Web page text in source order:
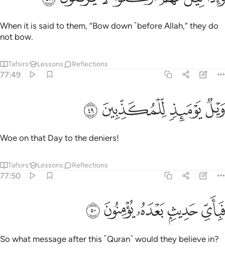
When it is said to them, “Bow down ˹before Allah,” they do
not bow.
Tafsirs Lessons Reflections
77:49
ويل يوميذ للمكذبين ٤٩
وَيْلٌۭ يَوْمَئِذٍۢ لِّلْمُكَذِّبِينَ ٤٩
ﳘﳙﳚﳛ
Woe on that Day to the deniers!
Tafsirs Lessons Reflections
77:50
فباي حديث بعده يومنون ٥٠
فَبِأَىِّ حَدِيثٍۭ بَعْدَهُۥ يُؤْمِنُونَ ٥٠
ﳜﳝﳞﳟﳠ
So what message after this ˹Quran˺ would they believe in?